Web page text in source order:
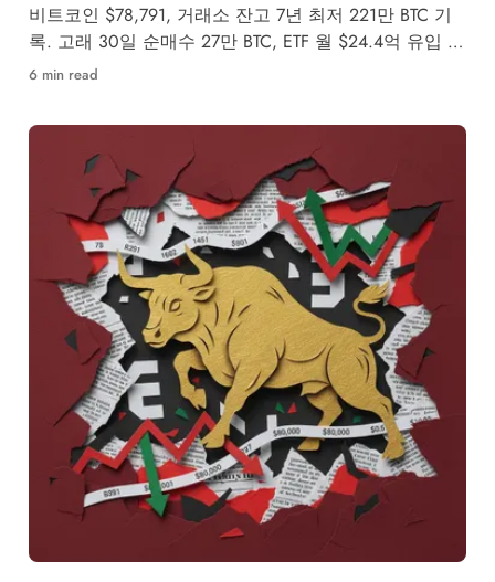
비트코인 $78,791, 거래소 잔고 7년 최저 221만 BTC 기
록. 고래 30일 순매수 27만 BTC, ETF 월 $24.4억 유입 속
5월 강세·약세 시나리오를 분석합니다.
6 min read